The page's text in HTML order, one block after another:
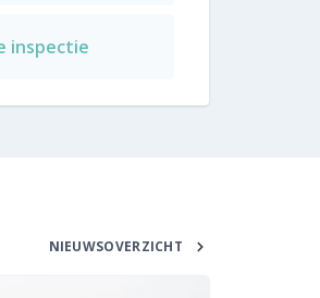
inspectie
NIEUWSOVERZICHT